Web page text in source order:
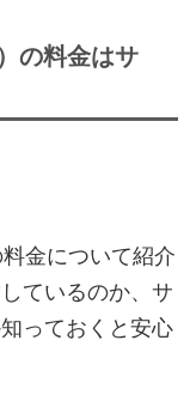
の料金はサ
金について紹介
ているのか、サ
っておくと安心